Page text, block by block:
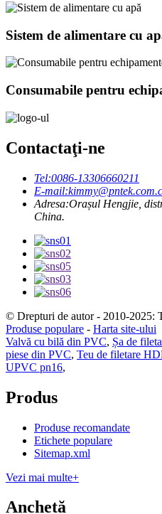
Sistem de alimentare cu
Consumabile pentru
Contactaţi-ne
Tel:0086-13306660211
E-mail:
Adresa:Orașul Hengjie,
China.
© Drepturi de autor - 2010-2025:
Produse populare - Harta site-ului
Valvă cu bilă din PVC, Șa de
piese din PVC, Teu de filetare
UPVC pn16,
Produs
Produse recomandate
Etichete populare
Sitemap.xml
Vezi mai multe+
Anchetă